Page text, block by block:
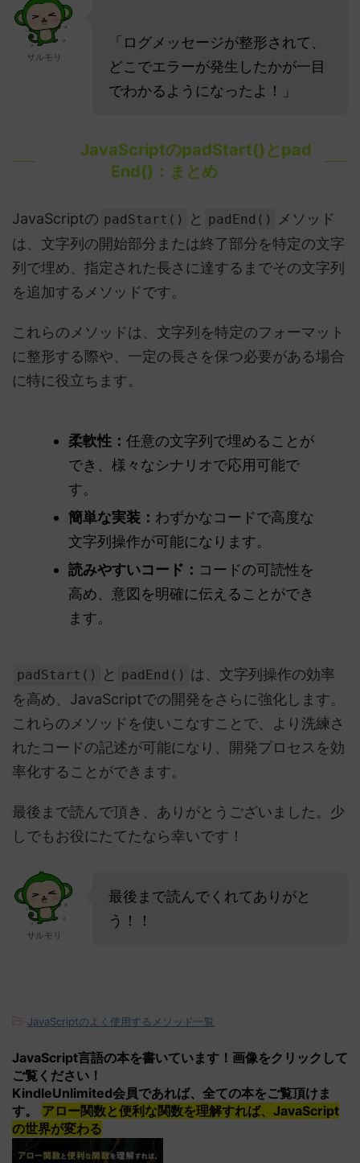
サルモリ
「ログメッセージが整形されて、
どこでエラーが発生したかが一目
でわかるようになったよ！」
JavaScriptのpadStart()とpad
End()：まとめ
JavaScriptの padStart() と padEnd()
メソッド
は、文字列の開始部分または終了部分を特定の文字
列で埋め、指定された長さに達するまでその文字列
を追加するメソッドです。
これらのメソッドは、文字列を特定のフォーマット
に整形する際や、一定の長さを保つ必要がある場合
に特に役立ちます。
柔軟性： 任意の文字列で埋めることが
でき、様々なシナリオで応用可能で
す。
簡単な実装： わずかなコードで高度な
文字列操作が可能になります。
読みやすいコード： コードの可読性を
高め、意図を明確に伝えることができ
ます。
padStart() と padEnd() は、文字列操作の効率
を高め、JavaScriptでの開発をさらに強化します。
これらのメソッドを使いこなすことで、より洗練さ
れたコードの記述が可能になり、開発プロセスを効
率化することができます。
最後まで読んで頂き、ありがとうございました。少
しでもお役にたてたなら幸いです！
サルモリ
最後まで読んでくれてありがと
う！！
JavaScriptのよく使用するメソッド一覧
JavaScript言語の本を書いています！画像をクリックして
ご覧ください！
KindleUnlimited会員であれば、全ての本をご覧頂けま
す。
アロー関数と便利な関数を理解すれば、JavaScript
の世界が変わる